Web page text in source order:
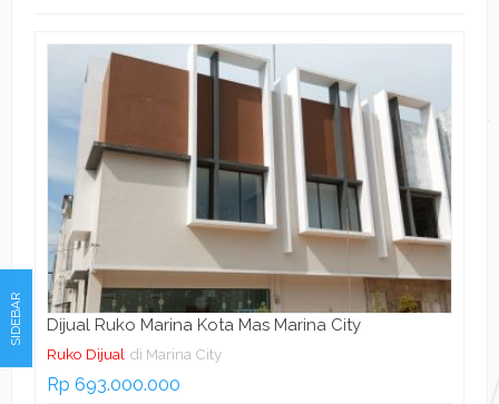
Dijual Ruko Marina Kota Mas Marina City
Ruko Dijual di Marina City
Rp 693.000.000
SIDEBAR